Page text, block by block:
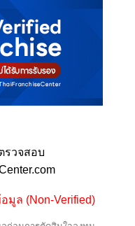
รวจสอบ
มูล (Non-Verified)